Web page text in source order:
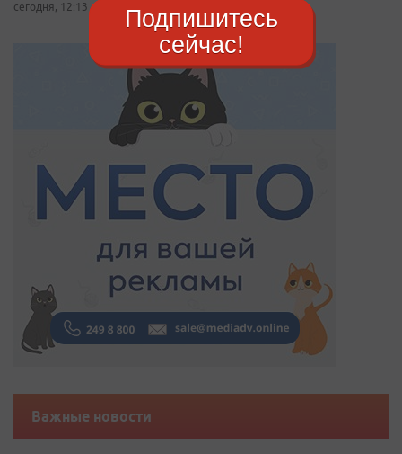
сегодня, 12:13
Важные новости
Подпишитесь
сейчас!